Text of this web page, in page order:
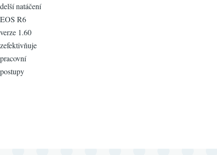
delší natáčení
EOS R6
verze 1.60
zefektivňuje
pracovní
postupy